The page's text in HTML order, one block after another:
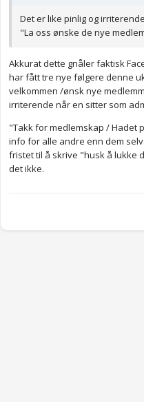
Det er like pinlig og
"La oss ønske de nye
Akkurat dette gnåler faktisk
har fått tre nye følgere denne
velkommen /ønsk nye
irriterende når en sitter som
"Takk for medlemskap / Hadet
info for alle andre enn dem
fristet til å skrive "husk å lukke
det ikke.